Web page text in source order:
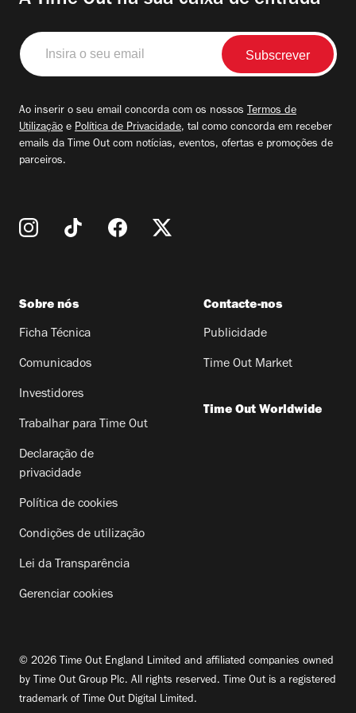
Insira
o
seu
Ao inserir o seu email concorda com os nossos Termos de
Utilização e Política de Privacidade, tal como concorda em receber
emails da Time Out com notícias, eventos, ofertas e promoções de
parceiros.
Sobre nós
Ficha Técnica
Comunicados
Investidores
Trabalhar para Time Out
Declaração de
privacidade
Política de cookies
Condições de utilização
Lei da Transparência
Gerenciar cookies
Contacte-nos
Publicidade
Time Out Market
Time Out Worldwide
© 2026 Time Out England Limited and affiliated companies owned
by Time Out Group Plc. All rights reserved. Time Out is a registered
trademark of Time Out Digital Limited.